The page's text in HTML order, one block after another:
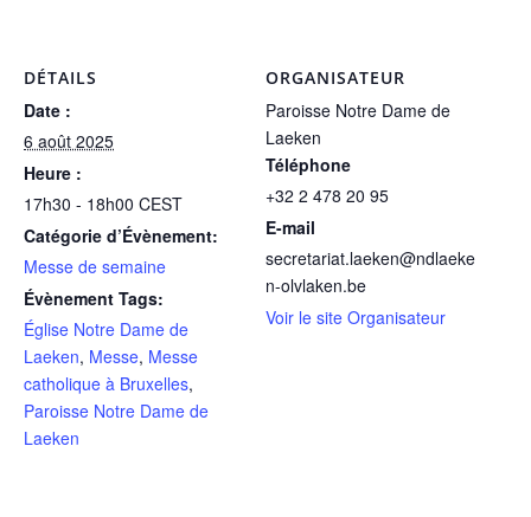
DÉTAILS
Date :
6 août 2025
Heure :
17h30 - 18h00 CEST
Catégorie d’Évènement:
Messe de semaine
Évènement Tags:
Église Notre Dame de
Laeken, Messe, Messe
catholique à Bruxelles,
Paroisse Notre Dame de
Laeken
ORGANISATEUR
Paroisse Notre Dame de
Laeken
Téléphone
+32 2 478 20 95
E-mail
secretariat.laeken@ndlaeke
n-olvlaken.be
Voir le site Organisateur